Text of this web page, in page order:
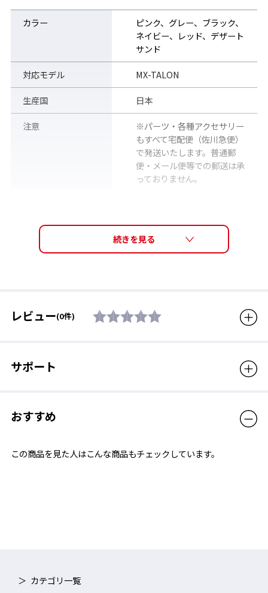
カラー
ピンク、グレー、ブラック、
ネイビー、レッド、デザート
サンド
対応モデル MX-TALON
生産国 日本
注意
※パーツ・各種アクセサリー
もすべて宅配便（佐川急便）
で発送いたします。普通郵
便・メール便等での郵送は承
っておりません。
レビュー(0件)
サポート
おすすめ
この商品を見た人はこんな商品もチェックしています。
カテゴリ一覧